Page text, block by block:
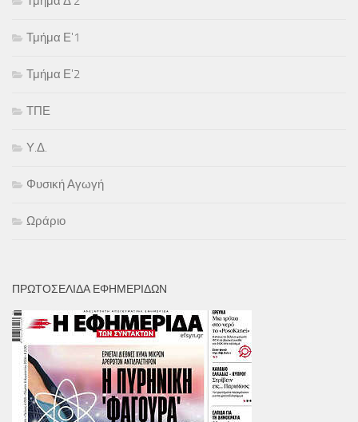
Τμήμα Ε'1
Τμήμα Ε'2
ΤΠΕ
Υ.Δ.
Φυσική Αγωγή
Ωράριο
ΠΡΩΤΟΣΕΛΙΔΑ ΕΦΗΜΕΡΙΔΩΝ